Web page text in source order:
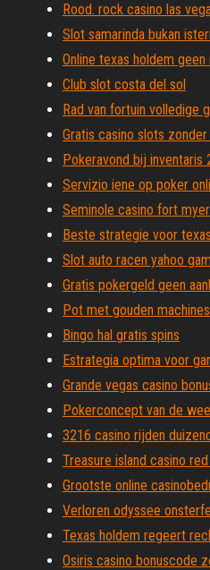
Rood. rock casino las
Slot samarinda bukan
Online texas holdem
Club slot costa del sol
Rad van fortuin volledige
Gratis casino slots
Pokeravond bij inventaris
Servizio iene op poker
Seminole casino fort
Beste strategie voor
Slot auto racen yahoo
Gratis pokergeld geen
Pot met gouden machines
Bingo hal gratis spins
Estrategia optima voor
Grande vegas casino
Pokerconcept van de
3216 casino rijden
Treasure island casino
Grootste online
Verloren odyssee
Texas holdem regeert
Osiris casino bonuscode